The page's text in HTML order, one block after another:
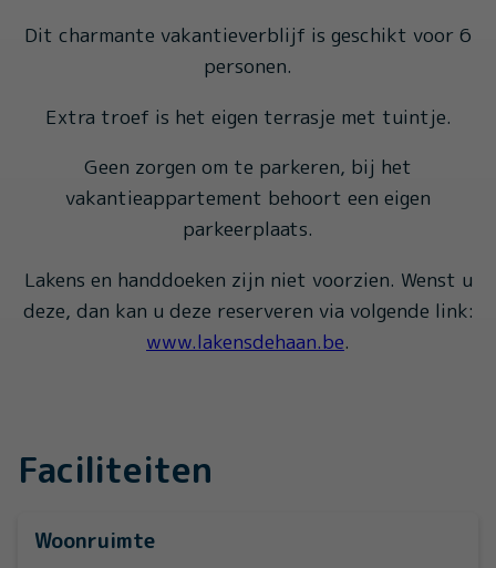
Dit charmante vakantieverblijf is geschikt voor 6
personen.
Extra troef is het eigen terrasje met tuintje.
Geen zorgen om te parkeren, bij het
vakantieappartement behoort een eigen
parkeerplaats.
Lakens en handdoeken zijn niet voorzien. Wenst u
deze, dan kan u deze reserveren via volgende link:
www.lakensdehaan.be.
Faciliteiten
Woonruimte